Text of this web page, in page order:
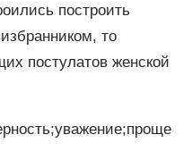
построить
то
постулатов женской